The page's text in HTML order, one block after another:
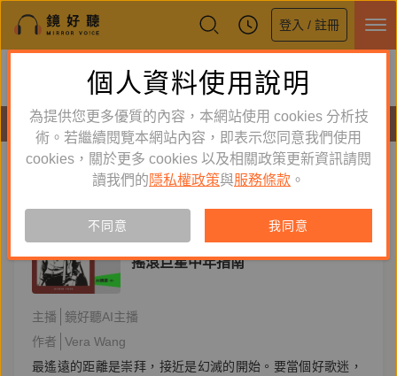
登入 / 註冊
鏡好聽全新APP上線
體驗全面升級，即刻下載
有聲書
Vera Wang 新到舊 舊到新
有聲書
搖滾巨星中年指南
主播
鏡好聽AI主播
作者
Vera Wang
最遙遠的距離是崇拜，接近是幻滅的開始。要當個好歌迷，
個人資料使用說明
為提供您更多優質的內容，本網站使用 cookies 分析技
術。若繼續閱覽本網站內容，即表示您同意我們使用
cookies，關於更多 cookies 以及相關政策更新資訊請閱
讀我們的 隱私權政策與服務條款 。
不同意 我同意